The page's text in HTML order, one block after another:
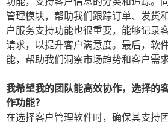
管理模块，帮助我们跟踪订单、发货
户服务支持功能也很重要，能够记录
请求，以提升客户满意度。最后，软
能，帮助我们洞察市场趋势和客户需求
我希望我的团队能高效协作，选择的
作功能？
在选择客户管理软件时，确保其支持